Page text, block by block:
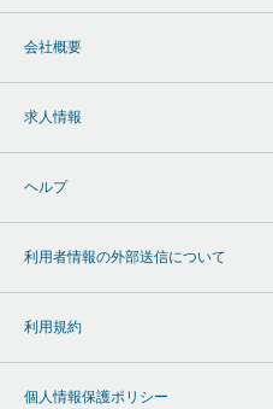
会社概要
求人情報
ヘルプ
利用者情報の外部送信について
利用規約
個人情報保護ポリシー